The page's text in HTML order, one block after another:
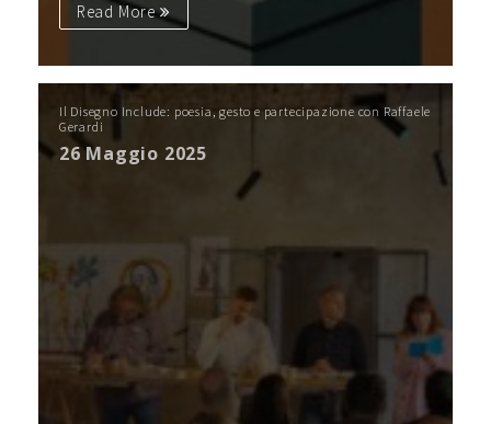
Read More
Il Disegno Include: poesia, gesto e partecipazione con Raffaele
Gerardi
26 Maggio 2025